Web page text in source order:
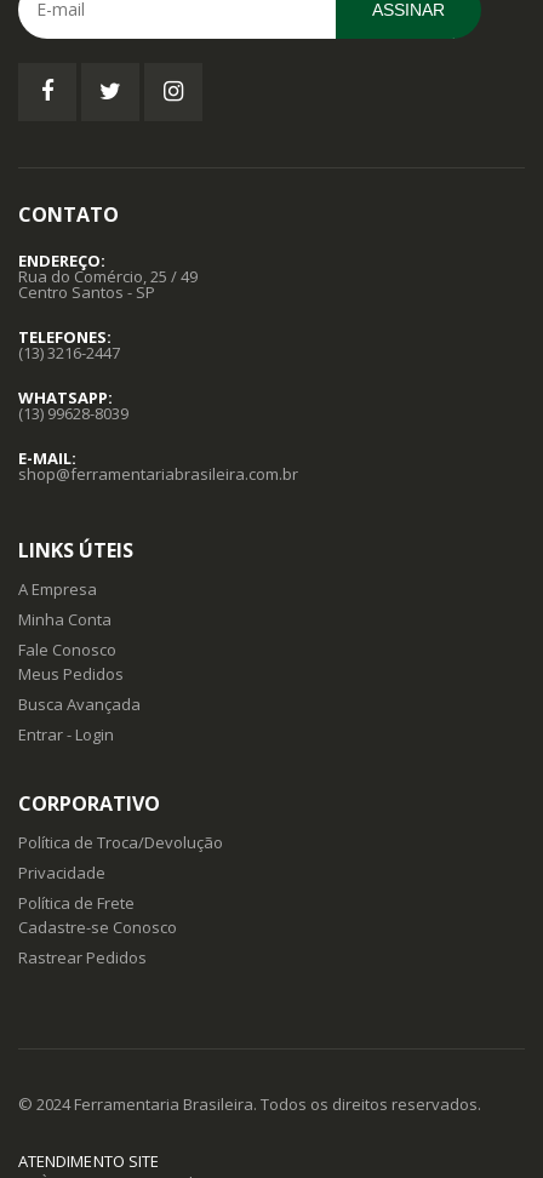
ASSINAR
CONTATO
ENDEREÇO:
Rua do Comércio, 25 / 49
Centro Santos - SP
TELEFONES:
(13) 3216-2447
WHATSAPP:
(13) 99628-8039
E-MAIL:
shop@ferramentariabrasileira.com.br
LINKS ÚTEIS
A Empresa
Minha Conta
Fale Conosco
Meus Pedidos
Busca Avançada
Entrar - Login
CORPORATIVO
Política de Troca/Devolução
Privacidade
Política de Frete
Cadastre-se Conosco
Rastrear Pedidos
© 2024 Ferramentaria Brasileira. Todos os direitos reservados.
ATENDIMENTO SITE